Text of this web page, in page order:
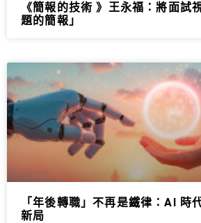
《簡報的技術 》王永福：將面試
題的簡報」
「年後轉職」不再是鐵律：AI 時
新局